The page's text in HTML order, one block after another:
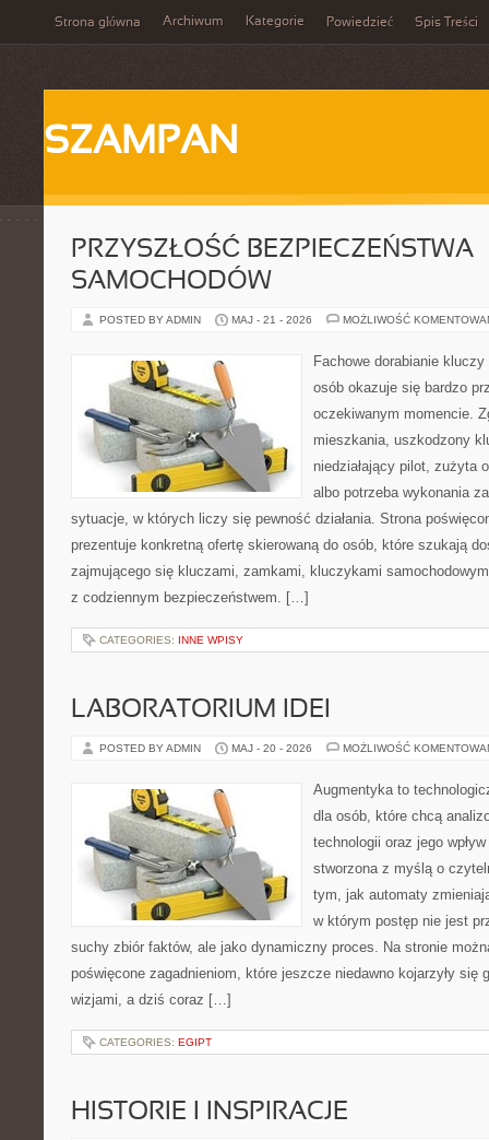
Strona główna Archiwum Kategorie Powiedzieć Spis Treści
SZAMPAN
PRZYSZŁOŚĆ BEZPIECZEŃSTWA
SAMOCHODÓW
POSTED BY ADMIN MAJ - 21 - 2026 MOŻLIWOŚĆ
Fachowe dorabianie
osób okazuje się bardzo
oczekiwanym momencie.
mieszkania, uszkodzony
niedziałający pilot, zużyta
albo potrzeba wykonania
sytuacje, w których liczy się pewność działania. Strona
prezentuje konkretną ofertę skierowaną do osób, które szukają
zajmującego się kluczami, zamkami, kluczykami
z codziennym bezpieczeństwem. […]
CATEGORIES: INNE WPISY
LABORATORIUM IDEI
POSTED BY ADMIN MAJ - 20 - 2026 MOŻLIWOŚĆ
Augmentyka to
dla osób, które chcą
technologii oraz jego
stworzona z myślą o
tym, jak automaty
w którym postęp nie jest
suchy zbiór faktów, ale jako dynamiczny proces. Na stronie
poświęcone zagadnieniom, które jeszcze niedawno kojarzyły się
wizjami, a dziś coraz […]
CATEGORIES: EGIPT
HISTORIE I INSPIRACJE